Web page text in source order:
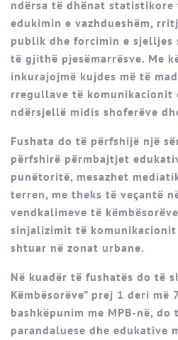
ndërsa të dhënat statistikore
edukimin e vazhdueshëm,
publik dhe forcimin e sjelljes
të gjithë pjesëmarrësve. Me
inkurajojmë kujdes më të
rregullave të komunikacionit
ndërsjellë midis shoferëve
Fushata do të përfshijë një
përfshirë përmbajtjet
punëtoritë, mesazhet
terren, me theks të veçantë
vendkalimeve të
sinjalizimit të komunikacionit
shtuar në zonat urbane.
Në kuadër të fushatës do të
Këmbësorëve” prej 1 deri
bashkëpunim me MPB-në,
parandaluese dhe edukative